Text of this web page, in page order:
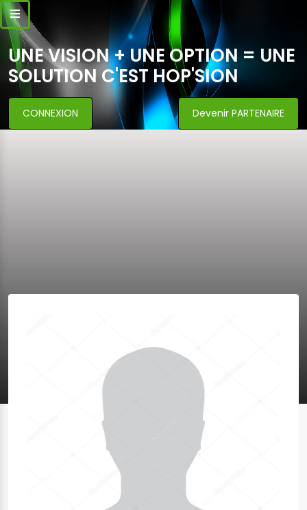
UNE VISION + UNE OPTION = UNE
SOLUTION C'EST HOP'SION
CONNEXION Devenir PARTENAIRE